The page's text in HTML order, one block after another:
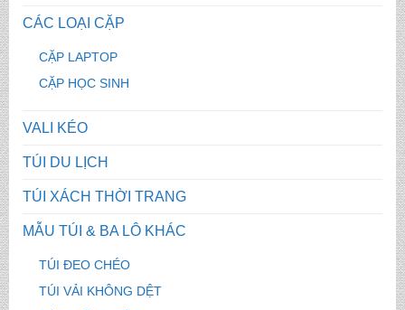
CÁC LOẠI CẶP
CẶP LAPTOP
CẶP HỌC SINH
VALI KÉO
TÚI DU LỊCH
TÚI XÁCH THỜI TRANG
MẪU TÚI & BA LÔ KHÁC
TÚI ĐEO CHÉO
TÚI VẢI KHÔNG DỆT